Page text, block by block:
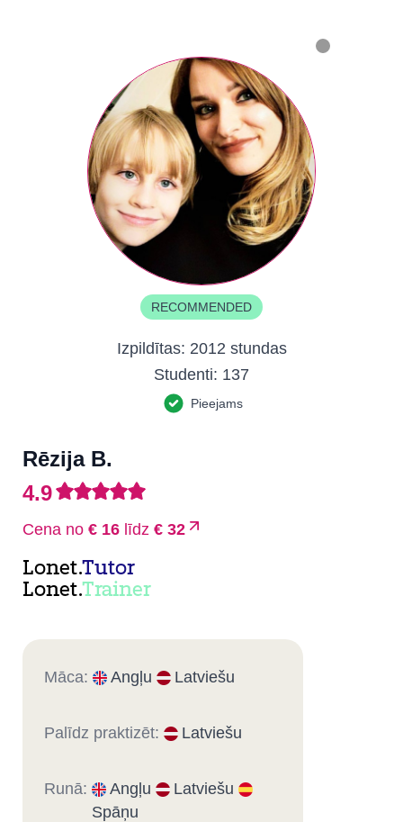
RECOMMENDED
Izpildītas: 2012 stundas
Studenti: 137
Pieejams
Rēzija B.
4.9
Cena no € 16 līdz € 32
Lonet.Tutor
Lonet.Trainer
Māca: Angļu Latviešu
Palīdz praktizēt: Latviešu
Runā: Angļu
Latviešu
Spāņu